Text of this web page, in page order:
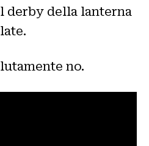
derby della lanterna
no.